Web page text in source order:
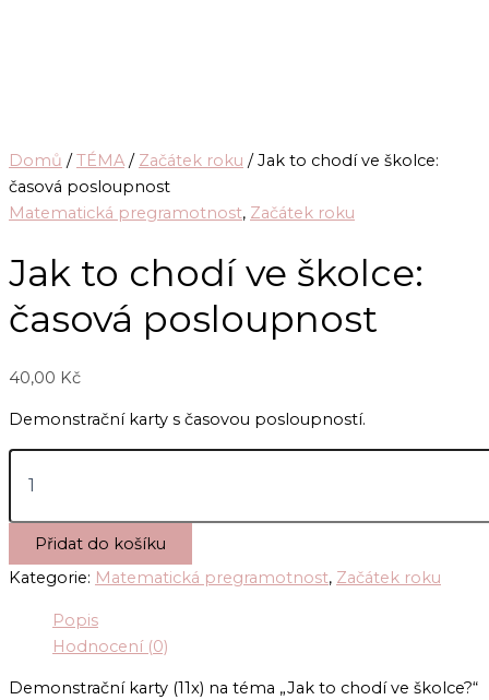
Domů /TÉMA / Začátek roku / Jak to chodí ve školce:
časová posloupnost
Matematická pregramotnost, Začátek roku
Jak to chodí ve školce:
časová posloupnost
40,00 Kč
Demonstrační karty s časovou posloupností.
Jak
ve
školce:
časová
posloupnost
množství
Přidat do košíku
Kategorie: Matematická pregramotnost, Začátek roku
Popis
Hodnocení (0)
Demonstrační karty (11x) na téma „Jak to chodí ve školce?“